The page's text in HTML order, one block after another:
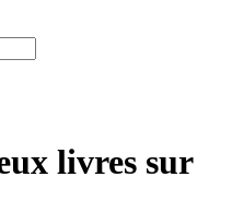
livres sur